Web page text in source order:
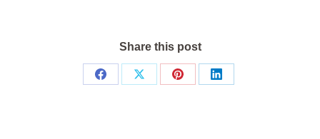
Share this post
Share
Share
Share
Share